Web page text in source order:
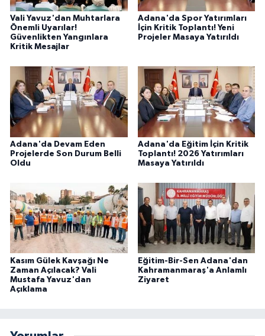
Vali Yavuz'dan Muhtarlara
Önemli Uyarılar!
Güvenlikten Yangınlara
Kritik Mesajlar
Adana'da Spor Yatırımları
İçin Kritik Toplantı! Yeni
Projeler Masaya Yatırıldı
Adana'da Devam Eden
Projelerde Son Durum Belli
Oldu
Adana'da Eğitim İçin Kritik
Toplantı! 2026 Yatırımları
Masaya Yatırıldı
Kasım Gülek Kavşağı Ne
Zaman Açılacak? Vali
Mustafa Yavuz'dan
Açıklama
Eğitim-Bir-Sen Adana'dan
Kahramanmaraş'a Anlamlı
Ziyaret